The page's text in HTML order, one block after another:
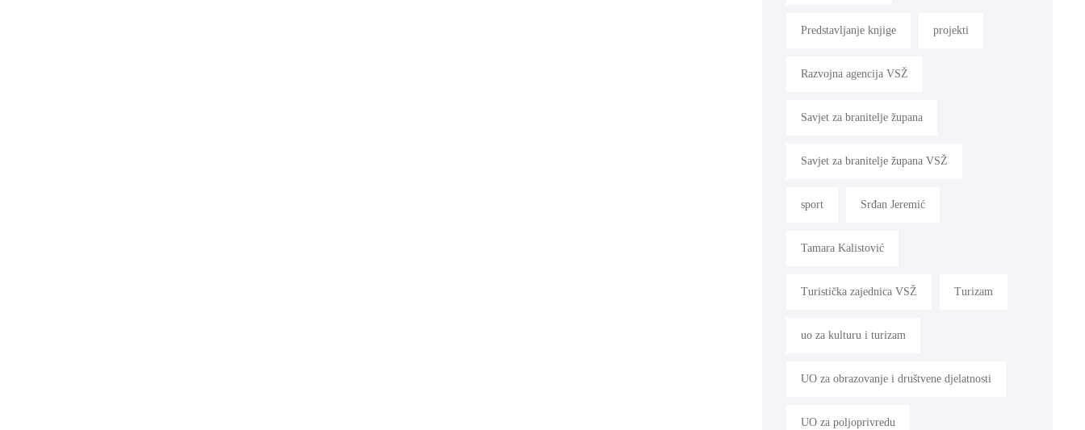
Predstavljanje knjige projekti
Razvojna agencija VSŽ
Savjet za branitelje župana
Savjet za branitelje župana VSŽ
sport Srđan Jeremić
Tamara Kalistović
Turistička zajednica VSŽ Turizam
uo za kulturu i turizam
UO za obrazovanje i društvene djelatnosti
UO za poljoprivredu